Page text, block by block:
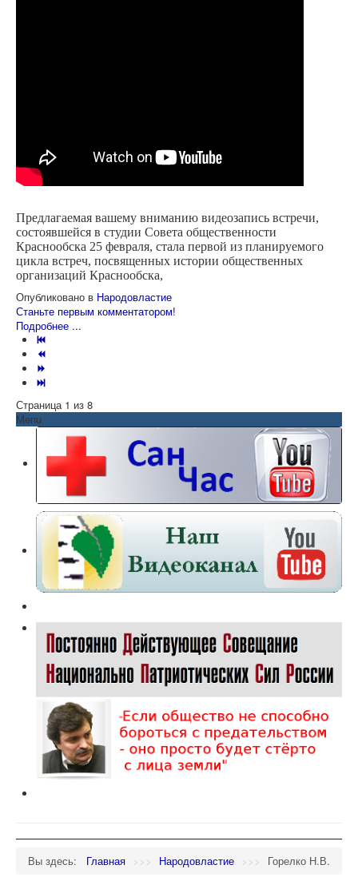
Предлагаемая вашему вниманию видеозапись встречи,
состоявшейся в студии Совета общественности
Краснообска 25 февраля, стала первой из планируемого
цикла встреч, посвященных истории общественных
организаций Краснообска,
Опубликовано в Народовластие
Станьте первым комментатором!
Подробнее ...
Страница 1 из 8
Menu
Вы здесь: Главная >>> Народовластие >>> Горелко Н.В.